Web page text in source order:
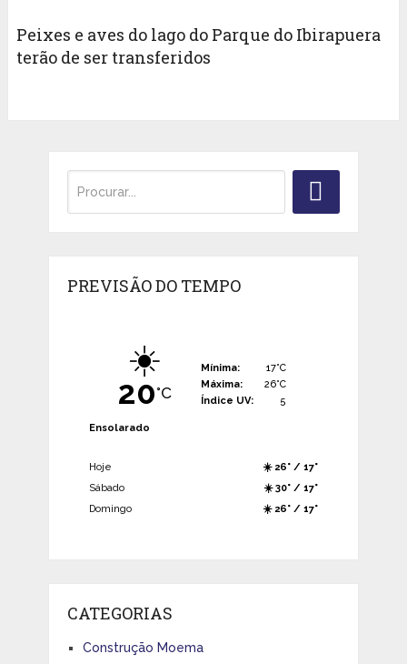
Peixes e aves do lago do Parque do Ibirapuera
terão de ser transferidos
PREVISÃO DO TEMPO
☀️
20°C
Mínima:
17°C
Máxima:
26°C
Índice UV:
5
Ensolarado
Hoje
☀️ 26° / 17°
Sábado
☀️ 30° / 17°
Domingo
☀️ 26° / 17°
CATEGORIAS
Construção Moema